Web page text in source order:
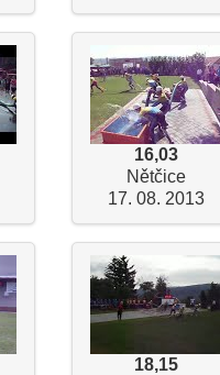
16,03
Nětčice
17. 08. 2013
18,15